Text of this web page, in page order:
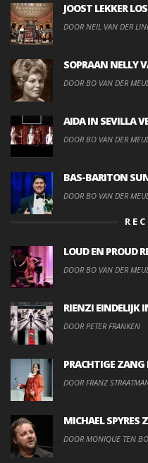
JOOST LEKKER
DOOR NEIL VAN DER
SOPRAAN NELLY
DOOR BO VAN DER
AIDA IN SEVILLA
DOOR BO VAN DER
BAS-BARITON
DOOR BO VAN DER
LOUD EN PROUD
DOOR BO VAN DER
RIENZI EINDELIJK
DOOR PETER FRANKEN
PRACHTIGE
DOOR FRANZ
MICHAEL SPYRES
DOOR MONIQUE TEN